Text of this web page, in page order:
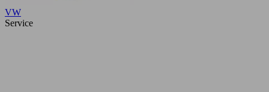
VW
Service